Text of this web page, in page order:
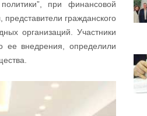
при финансовой
гражданского
организаций. Участники
ее внедрения, определили